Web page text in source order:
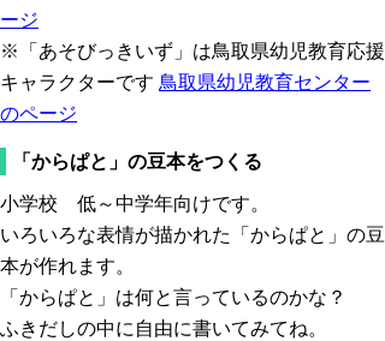
ージ
※「あそびっきいず」は鳥取県幼児教育応援
キャラクターです 鳥取県幼児教育センター
のページ
「からぱと」の豆本をつくる
小学校 低～中学年向けです。
いろいろな表情が描かれた「からぱと」の豆
本が作れます。
「からぱと」は何と言っているのかな？
ふきだしの中に自由に書いてみてね。